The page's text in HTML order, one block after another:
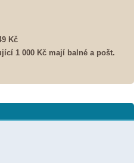
Kč
1 000 Kč mají balné a pošt.